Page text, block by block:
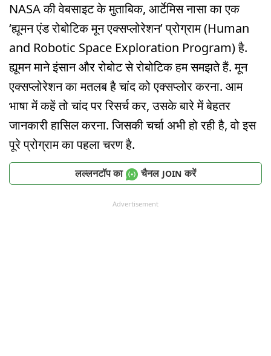
NASA की वेबसाइट के मुताबिक, आर्टेमिस नासा का एक
‘ह्यूमन एंड रोबोटिक मून एक्सप्लोरेशन’ प्रोग्राम (Human
and Robotic Space Exploration Program) है.
ह्यूमन माने इंसान और रोबोट से रोबोटिक हम समझते हैं. मून
एक्सप्लोरेशन का मतलब है चांद को एक्सप्लोर करना. आम
भाषा में कहें तो चांद पर रिसर्च कर, उसके बारे में बेहतर
जानकारी हासिल करना. जिसकी चर्चा अभी हो रही है, वो इस
पूरे प्रोग्राम का पहला चरण है.
लल्लनटॉप का चैनल JOIN करें
Advertisement